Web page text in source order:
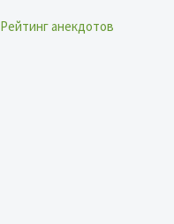
Рейтинг анекдотов